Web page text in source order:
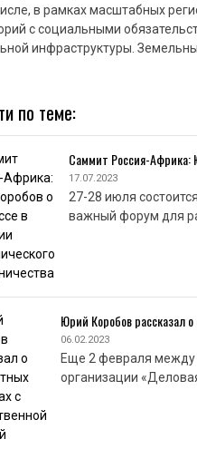
в рамках масштабных
с социальными
инфраструктуры.
по теме:
Саммит Россия-Африка:
17.07.2023
27-28 июля
важный форум для
Юрий Коробов рассказал
06.02.2023
Еще 2 февраля между
организации